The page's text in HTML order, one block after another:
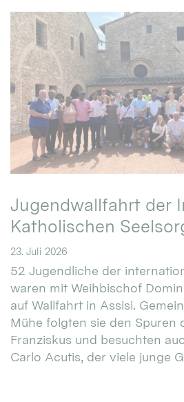
Jugendwallfahrt der
Katholischen
23. Juli 2026
52 Jugendliche der
waren mit Weihbischof
auf Wallfahrt in Assisi.
Mühe folgten sie den Spuren
Franziskus und besuchten
Carlo Acutis, der viele junge